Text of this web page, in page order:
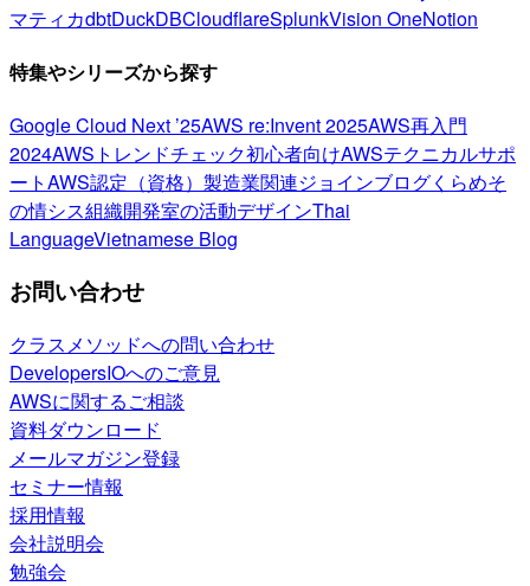
マティカdbtDuckDBCloudflareSplunkVision OneNotion
特集やシリーズから探す
Google Cloud Next ’25AWS re:Invent 2025AWS再入門
2024AWSトレンドチェック初心者向けAWSテクニカルサポ
ートAWS認定（資格） 製造業関連ジョインブログくらめそ
の情シス組織開発室の活動デザインThai
LanguageVietnamese Blog
お問い合わせ
クラスメソッドへの問い合わせ
DevelopersIOへのご意見
AWSに関するご相談
資料ダウンロード
メールマガジン登録
セミナー情報
採用情報
会社説明会
勉強会